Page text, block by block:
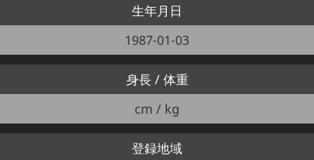
生年月日
1987-01-03
身長 / 体重
cm / kg
登録地域